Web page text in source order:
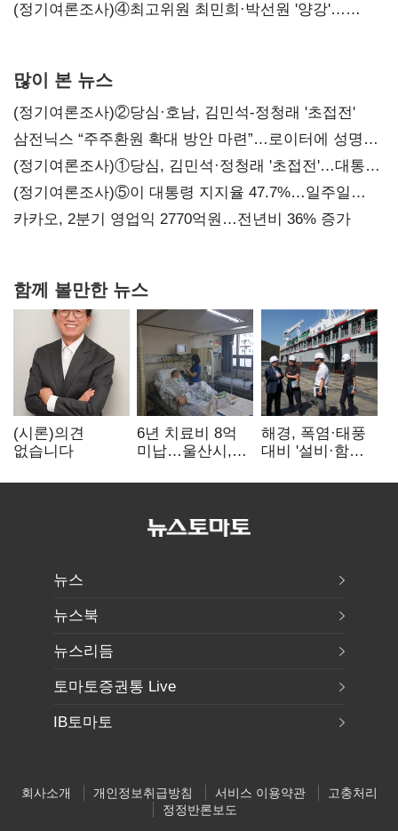
'한 자릿수'
(정기여론조사)④최고위원 최민희·박선원 '양강'…
많이 본 뉴스
(정기여론조사)②당심·호남, 김민석-정청래 '초접전'
삼전닉스 “주주환원 확대 방안 마련”…로이터에 성명
보내
(정기여론조사)①당심, 김민석·정청래 '초접전'…대통령
지지도 '50% 아래로'(종합)
(정기여론조사)⑤이 대통령 지지율 47.7%…일주일
만에 다시 40%대
카카오, 2분기 영업익 2770억원…전년비 36% 증가
함께 볼만한 뉴스
(시론)의견
없습니다
6년 치료비 8억
미납…울산시,
대응 매뉴얼
해경, 폭염·태풍
대비 '설비·함정'
뉴스
뉴스북
뉴스리듬
토마토증권통 Live
IB토마토
회사소개 개인정보취급방침 서비스 이용약관
고충처리
정정반론보도